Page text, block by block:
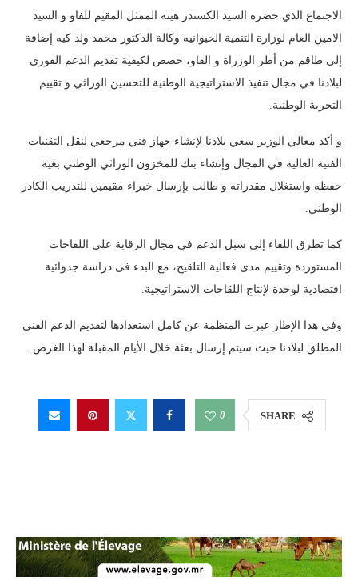
الاجتماع الذي حضره السيد الكسندر هينه الممثل المقيم للفاو و السيد
الامين العام لوزارة التنمية الحيوانيه وكالة الدكتور محمد ولد كيه إضافة
إلى طاقم من أطر الوزراة و الفاو، خصص لكيفية تقديم الدعم الفوري
لبلادنا في مجال تنفيذ الاستراتيجية الوطنية للتحسين الوراثي و تقييم
التجربة الوطنية.
و أكد معالي الوزير سعي بلادنا لإنشاء جهاز فني مرجعي لنقل التقنيات
الفنية العالية في المجال وإنشاء بنك للمخزون الوراثي الوطني بغية
حفظه واستغلال مقدراته و طالب بإرسال خبراء مقيمين للتدريب الكادر
الوطني.
كما تطرق اللقاء إلى سبل الدعم فى مجال الرقابة على اللقاحات
المستوردة وتقييم مدى فعالية التلقيح، مع البدء فى دراسة جدوائية
اقتصادية لوحدة لإنتاج اللقاحات الاستراتيجية.
وفي هذا الإطار عبرت المنظمة عن كامل استعدادها لتقديم الدعم الفني
المطلق لبلادنا حيث سيتم إرسال بعثة خلال الأيام المقبلة لهذا الغرض.
SHARE
0